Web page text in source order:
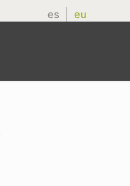
es eu